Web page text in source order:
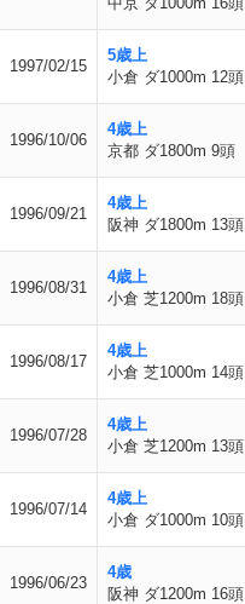
1997/02/15
5歳上
小倉 ダ1000m 12頭
1996/10/06
4歳上
京都 ダ1800m 9頭
1996/09/21
4歳上
阪神 ダ1800m 13頭
1996/08/31
4歳上
小倉 芝1200m 18頭
1996/08/17
4歳上
小倉 芝1000m 14頭
1996/07/28
4歳上
小倉 芝1200m 13頭
1996/07/14
4歳上
小倉 ダ1000m 10頭
1996/06/23
4歳
阪神 ダ1200m 16頭